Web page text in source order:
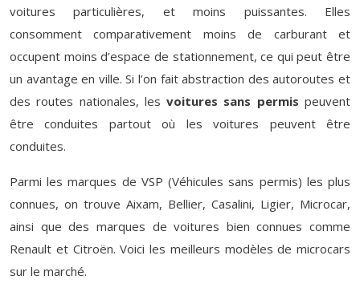
voitures particulières, et moins puissantes. Elles
consomment comparativement moins de carburant et
occupent moins d’espace de stationnement, ce qui peut être
un avantage en ville. Si l’on fait abstraction des autoroutes et
des routes nationales, lesvoitures sans permis peuvent
être conduites partout où les voitures peuvent être
conduites.
Parmi les marques de VSP (Véhicules sans permis) les plus
connues, on trouve Aixam, Bellier, Casalini, Ligier, Microcar,
ainsi que des marques de voitures bien connues comme
Renault et Citroën. Voici les meilleurs modèles de microcars
sur le marché.